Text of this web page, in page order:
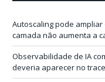
i
Autoscaling pode
camada não aumenta a
Observabilidade de IA
deveria aparecer no